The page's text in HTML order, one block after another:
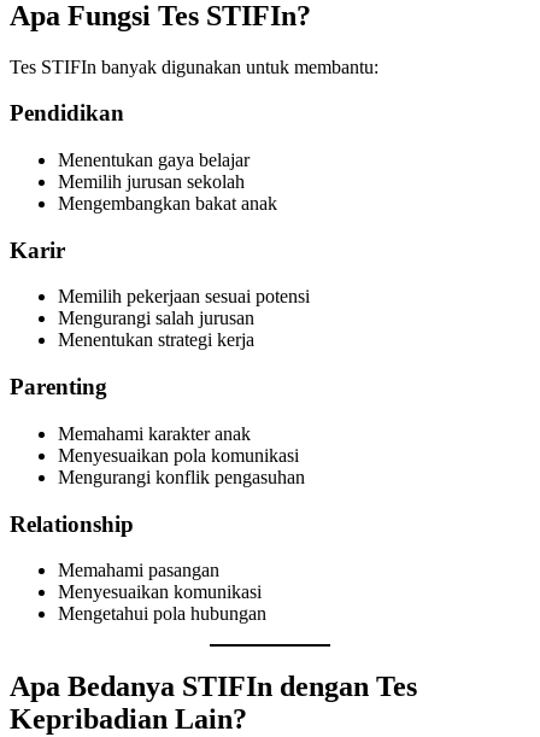
Apa Fungsi Tes STIFIn?
Tes STIFIn banyak digunakan untuk membantu:
Pendidikan
Menentukan gaya belajar
Memilih jurusan sekolah
Mengembangkan bakat anak
Karir
Memilih pekerjaan sesuai potensi
Mengurangi salah jurusan
Menentukan strategi kerja
Parenting
Memahami karakter anak
Menyesuaikan pola komunikasi
Mengurangi konflik pengasuhan
Relationship
Memahami pasangan
Menyesuaikan komunikasi
Mengetahui pola hubungan
Apa Bedanya STIFIn dengan Tes
Kepribadian Lain?